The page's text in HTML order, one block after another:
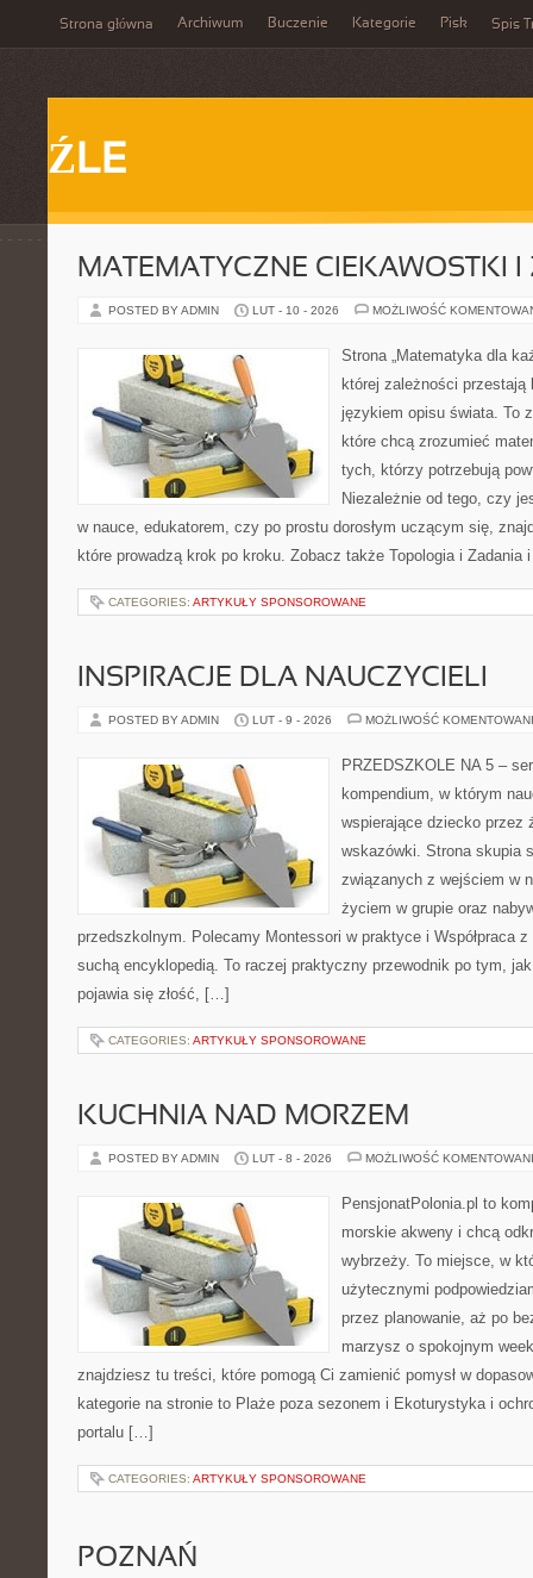
Strona główna Archiwum Buczenie Kategorie Pisk Spis
ŹLE
MATEMATYCZNE CIEKAWOSTKI
POSTED BY ADMIN LUT - 10 - 2026 MOŻLIWOŚĆ
Strona „Matematyka dla
której zależności
językiem opisu świata. To
które chcą zrozumieć
tych, którzy potrzebują
Niezależnie od tego, czy
w nauce, edukatorem, czy po prostu dorosłym uczącym się,
które prowadzą krok po kroku. Zobacz także Topologia i
CATEGORIES: ARTYKUŁY SPONSOROWANE
INSPIRACJE DLA NAUCZYCIELI
POSTED BY ADMIN LUT - 9 - 2026 MOŻLIWOŚĆ
PRZEDSZKOLE NA 5 –
kompendium, w którym
wspierające dziecko przez
wskazówki. Strona skupia
związanych z wejściem w
życiem w grupie oraz
przedszkolnym. Polecamy Montessori w praktyce i Współpraca
suchą encyklopedią. To raczej praktyczny przewodnik po tym,
pojawia się złość, […]
CATEGORIES: ARTYKUŁY SPONSOROWANE
KUCHNIA NAD MORZEM
POSTED BY ADMIN LUT - 8 - 2026 MOŻLIWOŚĆ
PensjonatPolonia.pl to
morskie akweny i chcą
wybrzeży. To miejsce, w
użytecznymi
przez planowanie, aż po
marzysz o spokojnym
znajdziesz tu treści, które pomogą Ci zamienić pomysł w
kategorie na stronie to Plaże poza sezonem i Ekoturystyka i
portalu […]
CATEGORIES: ARTYKUŁY SPONSOROWANE
POZNAŃ